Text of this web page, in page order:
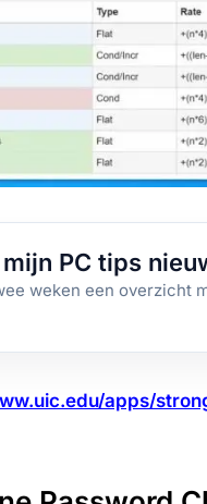
PC tips
weken een overzicht
apps/